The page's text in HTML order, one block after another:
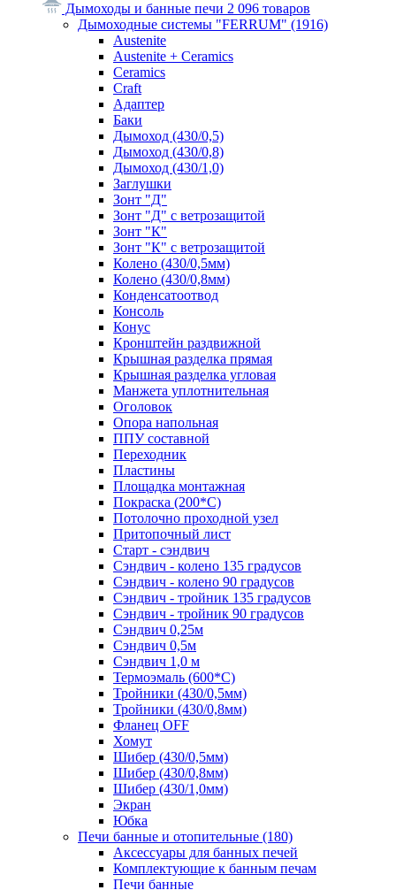
Дымоходы и банные печи 2 096 товаров
Дымоходные системы "FERRUM" (1916)
Austenite
Austenite + Ceramics
Ceramics
Craft
Адаптер
Баки
Дымоход (430/0,5)
Дымоход (430/0,8)
Дымоход (430/1,0)
Заглушки
Зонт "Д"
Зонт "Д" с ветрозащитой
Зонт "К"
Зонт "К" с ветрозащитой
Колено (430/0,5мм)
Колено (430/0,8мм)
Конденсатоотвод
Консоль
Конус
Кронштейн раздвижной
Крышная разделка прямая
Крышная разделка угловая
Манжета уплотнительная
Оголовок
Опора напольная
ППУ составной
Переходник
Пластины
Площадка монтажная
Покраска (200*С)
Потолочно проходной узел
Притопочный лист
Старт - сэндвич
Сэндвич - колено 135 градусов
Сэндвич - колено 90 градусов
Сэндвич - тройник 135 градусов
Сэндвич - тройник 90 градусов
Сэндвич 0,25м
Сэндвич 0,5м
Сэндвич 1,0 м
Термоэмаль (600*С)
Тройники (430/0,5мм)
Тройники (430/0,8мм)
Фланец OFF
Хомут
Шибер (430/0,5мм)
Шибер (430/0,8мм)
Шибер (430/1,0мм)
Экран
Юбка
Печи банные и отопительные (180)
Аксессуары для банных печей
Комплектующие к банным печам
Печи банные